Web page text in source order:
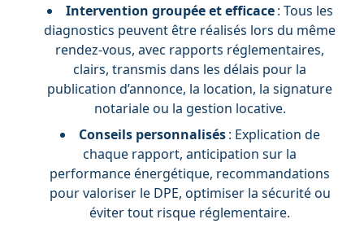
Intervention groupée et efficace: Tous les
diagnostics peuvent être réalisés lors du même
rendez-vous, avec rapports réglementaires,
clairs, transmis dans les délais pour la
publication d’annonce, la location, la signature
notariale ou la gestion locative.
Conseils personnalisés: Explication de
chaque rapport, anticipation sur la
performance énergétique, recommandations
pour valoriser le DPE, optimiser la sécurité ou
éviter tout risque réglementaire.